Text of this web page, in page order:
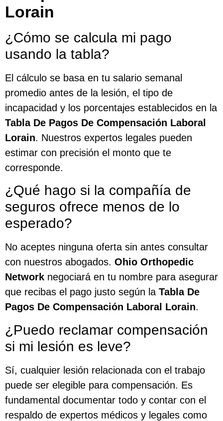
Lorain
¿Cómo se calcula mi pago
usando la tabla?
El cálculo se basa en tu salario semanal
promedio antes de la lesión, el tipo de
incapacidad y los porcentajes establecidos en la
Tabla De Pagos De Compensación Laboral
Lorain. Nuestros expertos legales pueden
estimar con precisión el monto que te
corresponde.
¿Qué hago si la compañía de
seguros ofrece menos de lo
esperado?
No aceptes ninguna oferta sin antes consultar
con nuestros abogados. Ohio Orthopedic
Network negociará en tu nombre para asegurar
que recibas el pago justo según la Tabla De
Pagos De Compensación Laboral Lorain.
¿Puedo reclamar compensación
si mi lesión es leve?
Sí, cualquier lesión relacionada con el trabajo
puede ser elegible para compensación. Es
fundamental documentar todo y contar con el
respaldo de expertos médicos y legales como